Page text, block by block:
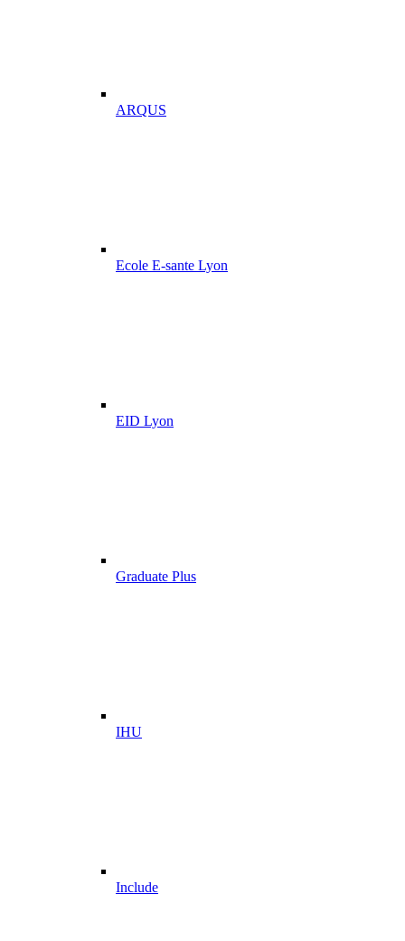
ARQUS
Ecole E-sante Lyon
EID Lyon
Graduate Plus
IHU
Include